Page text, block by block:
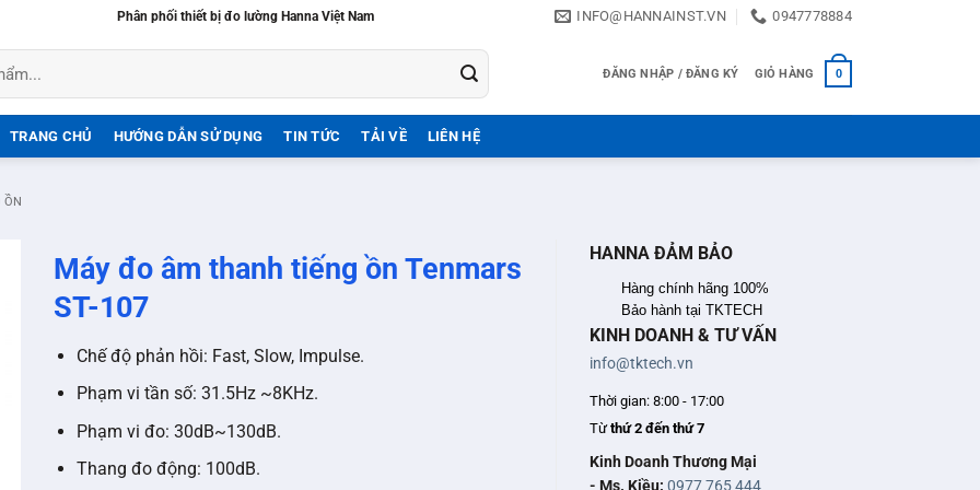
Phân phối thiết bị đo lường Hanna Việt Nam INFO@HANNAINST.VN 0947778884
ĐĂNG NHẬP / ĐĂNG KÝ GIỎ HÀNG 0
TRANG CHỦ HƯỚNG DẪN SỬ DỤNG TIN TỨC TẢI VỀ LIÊN HỆ
ỒN
Máy đo âm thanh tiếng ồn Tenmars
ST-107
Chế độ phản hồi: Fast, Slow, Impulse.
Phạm vi tần số: 31.5Hz ~8KHz.
Phạm vi đo: 30dB~130dB.
Thang đo động: 100dB.
HANNA ĐẢM BẢO
Hàng chính hãng 100%
Bảo hành tại TKTECH
KINH DOANH & TƯ VẤN
info@tktech.vn
Thời gian: 8:00 - 17:00
Từthứ 2 đến thứ 7
Kinh Doanh Thương Mại
- Ms. Kiều: 0977 765 444